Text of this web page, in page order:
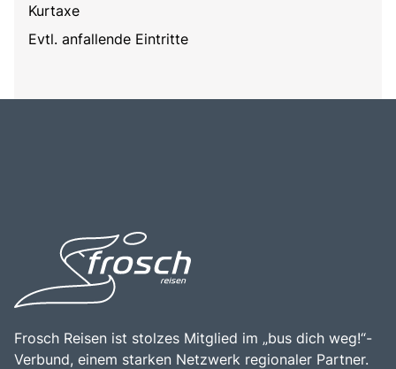
Kurtaxe
Evtl. anfallende Eintritte
Frosch Reisen ist stolzes Mitglied im „bus dich weg!“-
Verbund, einem starken Netzwerk regionaler Partner.